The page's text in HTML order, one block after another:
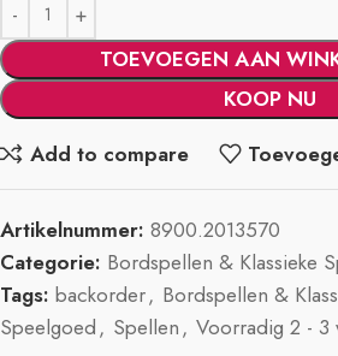
TOEVOEGEN AAN
KOOP NU
Add to compare
Artikelnummer: 8900.2013570
Categorie: Bordspellen & Klassieke
Tags: backorder, Bordspellen &
Speelgoed, Spellen, Voorradig 2 - 3